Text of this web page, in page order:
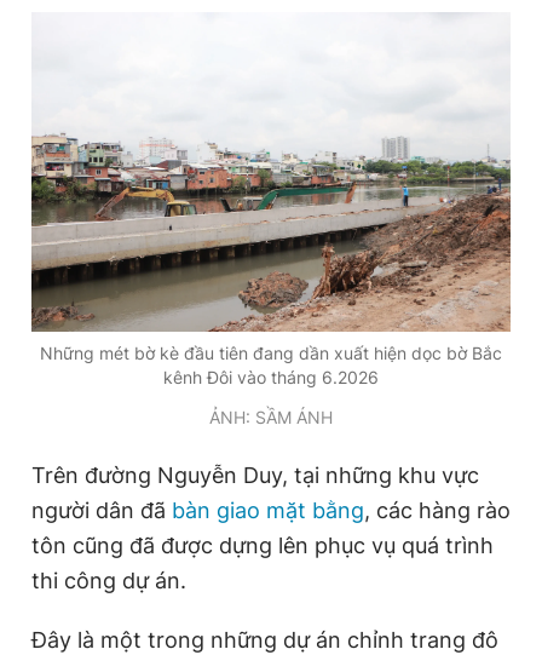
Những mét bờ kè đầu tiên đang dần xuất hiện dọc bờ Bắc
kênh Đôi vào tháng 6.2026
ẢNH: SẦM ÁNH
Trên đường Nguyễn Duy, tại những khu vực
người dân đã bàn giao mặt bằng, các hàng rào
tôn cũng đã được dựng lên phục vụ quá trình
thi công dự án.
Đây là một trong những dự án chỉnh trang đô